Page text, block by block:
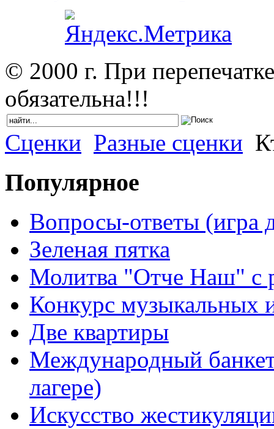
© 2000 г. При
обязательна!!!
Сценки Разные сценки
Популярное
Вопросы-ответы (игра
Зеленая пятка
Молитва "Отче Наш" с
Конкурс музыкальных
Две квартиры
Международный
лагере)
Искусство